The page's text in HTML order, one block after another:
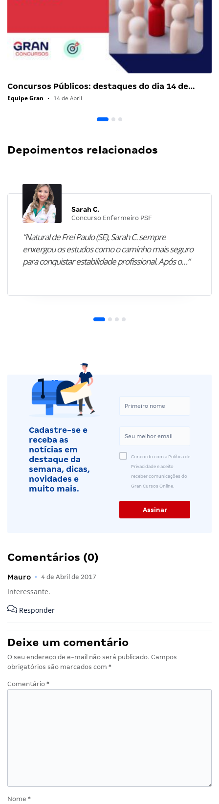
Concursos Públicos: destaques do dia 14 de…
Equipe Gran • 14 de Abril
Depoimentos relacionados
Sarah C.
Concurso Enfermeiro PSF
“Natural de Frei Paulo (SE), Sarah C. sempre
enxergou os estudos como o caminho mais seguro
para conquistar estabilidade profissional. Após o…”
Cadastre-se e
receba as
notícias em
destaque da
semana, dicas,
novidades e
muito mais.
Concordo com a Política de
Privacidade e aceito
receber comunicações do
Gran Cursos Online.
Comentários (0)
Mauro • 4 de Abril de 2017
Interessante.
Responder
Deixe um comentário
O seu endereço de e-mail não será publicado. Campos
obrigatórios são marcados com *
Comentário *
Nome *